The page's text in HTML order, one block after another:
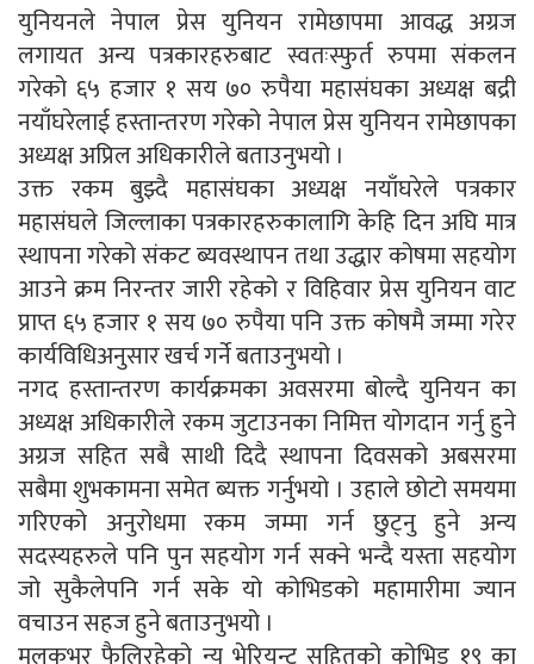
युनियनले नेपाल प्रेस युनियन रामेछापमा आवद्ध अग्रज
लगायत अन्य पत्रकारहरुबाट स्वतःस्फुर्त रुपमा संकलन
गरेको ६५ हजार १ सय ७० रुपैया महासंघका अध्यक्ष बद्री
नयाँघरेलाई हस्तान्तरण गरेको नेपाल प्रेस युनियन रामेछापका
अध्यक्ष अप्रिल अधिकारीले बताउनुभयो ।
उक्त रकम बुझ्दै महासंघका अध्यक्ष नयाँघरेले पत्रकार
महासंघले जिल्लाका पत्रकारहरुकालागि केहि दिन अघि मात्र
स्थापना गरेको संकट ब्यवस्थापन तथा उद्धार कोषमा सहयोग
आउने क्रम निरन्तर जारी रहेको र विहिवार प्रेस युनियन वाट
प्राप्त ६५ हजार १ सय ७० रुपैया पनि उक्त कोषमै जम्मा गरेर
कार्यविधिअनुसार खर्च गर्ने बताउनुभयो ।
नगद हस्तान्तरण कार्यक्रमका अवसरमा बोल्दै युनियन का
अध्यक्ष अधिकारीले रकम जुटाउनका निमित्त योगदान गर्नु हुने
अग्रज सहित सबै साथी दिदै स्थापना दिवसको अबसरमा
सबैमा शुभकामना समेत ब्यक्त गर्नुभयो । उहाले छोटो समयमा
गरिएको अनुरोधमा रकम जम्मा गर्न छुट्नु हुने अन्य
सदस्यहरुले पनि पुन सहयोग गर्न सक्ने भन्दै यस्ता सहयोग
जो सुकैलेपनि गर्न सके यो कोभिडको महामारीमा ज्यान
वचाउन सहज हुने बताउनुभयो ।